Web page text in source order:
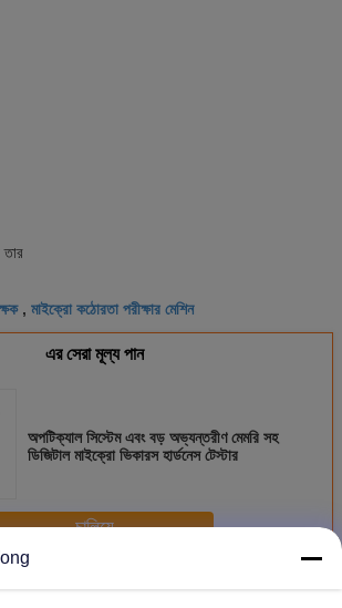
, মাইক্রো কঠোরতা পরীক্ষার মেশিন
এর সেরা মূল্য পান
অপটিক্যাল সিস্টেম এবং বড় অভ্যন্তরীণ মেমরি সহ
ডিজিটাল মাইক্রো ভিকারস হার্ডনেস টেস্টার
চালিয়ে